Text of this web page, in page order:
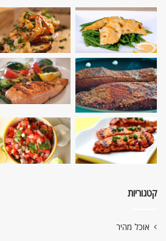
קטגוריות
אוכל מהיר